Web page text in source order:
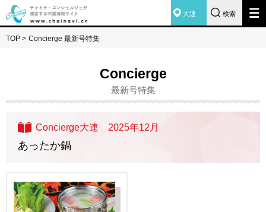
大連 検索
TOP > Concierge 最新号特集
Concierge
最新号特集
Concierge大連 2025年12月
あったか鍋